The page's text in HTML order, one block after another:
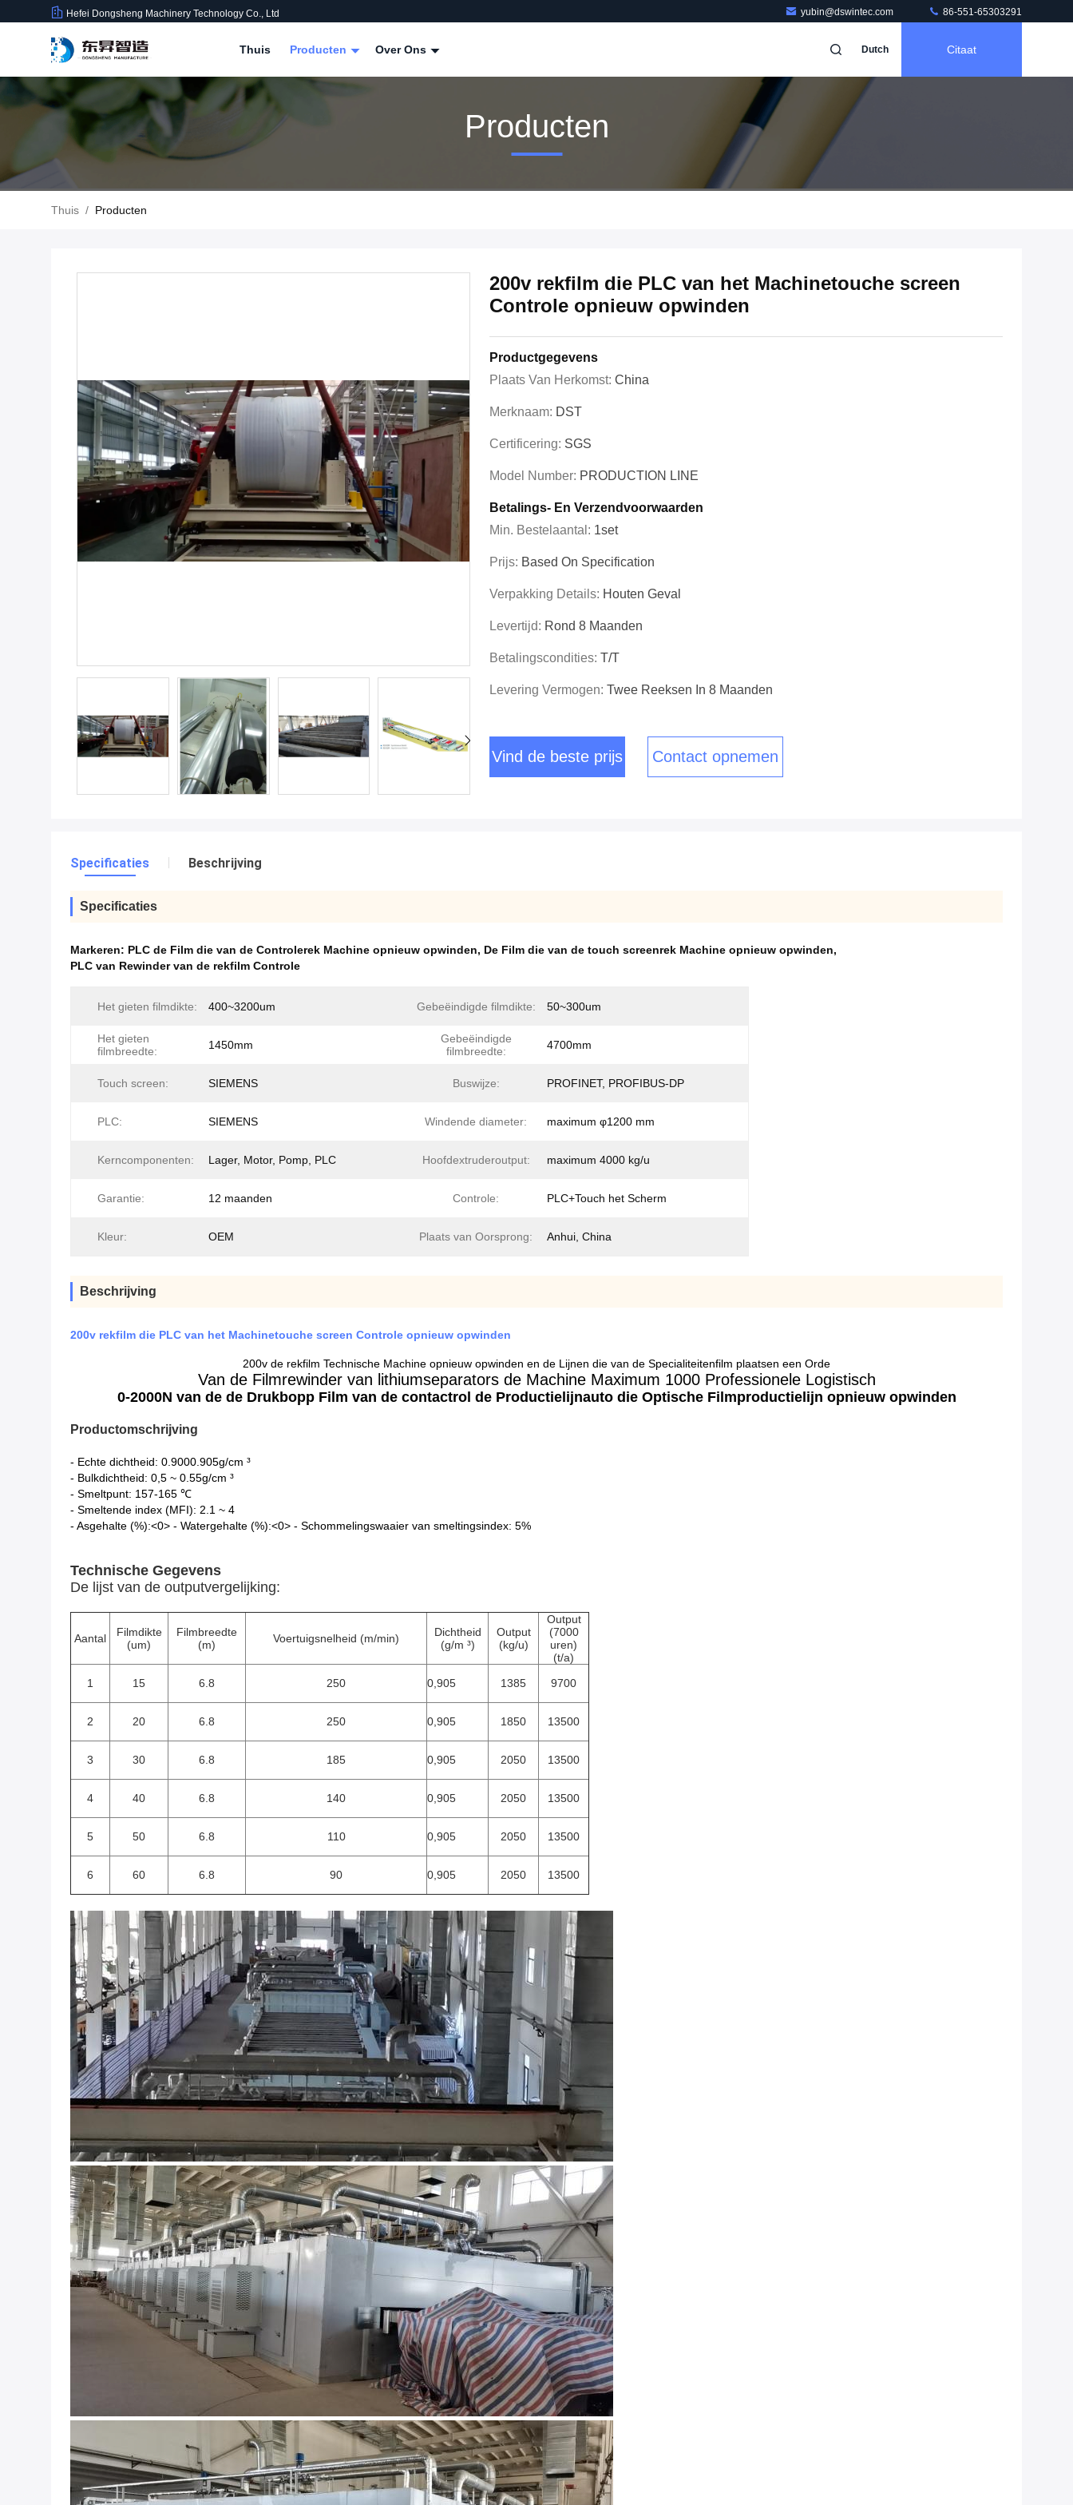
Hefei Dongsheng Machinery Technology Co., Ltd yubin@dswintec.com 86-551-65303291
Thuis Producten Over Ons Dutch Citaat
Producten
Thuis / Producten
200v rekfilm die PLC van het Machinetouche screen
Controle opnieuw opwinden
Productgegevens
Plaats Van Herkomst: China
Merknaam: DST
Certificering: SGS
Model Number: PRODUCTION LINE
Betalings- En Verzendvoorwaarden
Min. Bestelaantal: 1set
Prijs: Based On Specification
Verpakking Details: Houten Geval
Levertijd: Rond 8 Maanden
Betalingscondities: T/T
Levering Vermogen: Twee Reeksen In 8 Maanden
Vind de beste prijs Contact opnemen
Specificaties Beschrijving
Specificaties
Markeren: PLC de Film die van de Controlerek Machine opnieuw opwinden, De Film die van de touch screenrek Machine opnieuw opwinden,
PLC van Rewinder van de rekfilm Controle
Het gieten filmdikte: 400~3200um Gebeëindigde filmdikte: 50~300um
Het gieten
filmbreedte:
1450mm
Gebeëindigde
filmbreedte:
4700mm
Touch screen: SIEMENS Buswijze: PROFINET, PROFIBUS-DP
PLC: SIEMENS Windende diameter: maximum φ1200 mm
Kerncomponenten: Lager, Motor, Pomp, PLC Hoofdextruderoutput: maximum 4000 kg/u
Garantie: 12 maanden Controle: PLC+Touch het Scherm
Kleur: OEM Plaats van Oorsprong: Anhui, China
Beschrijving
200v rekfilm die PLC van het Machinetouche screen Controle opnieuw opwinden
200v de rekfilm Technische Machine opnieuw opwinden en de Lijnen die van de Specialiteitenfilm plaatsen een Orde
Van de Filmrewinder van lithiumseparators de Machine Maximum 1000 Professionele Logistisch
0-2000N van de de Drukbopp Film van de contactrol de Productielijnauto die Optische Filmproductielijn opnieuw opwinden
Productomschrijving
- Echte dichtheid: 0.9000.905g/cm ³
- Bulkdichtheid: 0,5 ~ 0.55g/cm ³
- Smeltpunt: 157-165 ℃
- Smeltende index (MFI): 2.1 ~ 4
- Asgehalte (%):<0> - Watergehalte (%):<0> - Schommelingswaaier van smeltingsindex: 5%
Technische Gegevens
De lijst van de outputvergelijking:
Aantal
Filmdikte
(um)
Filmbreedte
(m)
Voertuigsnelheid (m/min)
Dichtheid
(g/m ³)
Output
(kg/u)
Output
(7000
uren)
(t/a)
1
15 6.8 250 0,905 1385 9700
2 20 6.8 250 0,905 1850 13500
3 30 6.8 185 0,905 2050 13500
4 40 6.8 140 0,905 2050 13500
5 50 6.8 110 0,905 2050 13500
6 60 6.8 90 0,905 2050 13500